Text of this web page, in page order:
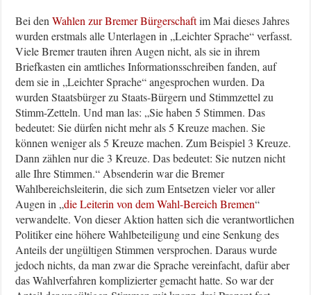
Bei denWahlen zur Bremer Bürgerschaftim Mai dieses Jahres
wurden erstmals alle Unterlagen in „Leichter Sprache“ verfasst.
Viele Bremer trauten ihren Augen nicht, als sie in ihrem
Briefkasten ein amtliches Informationsschreiben fanden, auf
dem sie in „Leichter Sprache“ angesprochen wurden. Da
wurden Staatsbürger zu Staats-Bürgern und Stimmzettel zu
Stimm-Zetteln. Und man las: „Sie haben 5 Stimmen. Das
bedeutet: Sie dürfen nicht mehr als 5 Kreuze machen. Sie
können weniger als 5 Kreuze machen. Zum Beispiel 3 Kreuze.
Dann zählen nur die 3 Kreuze. Das bedeutet: Sie nutzen nicht
alle Ihre Stimmen.“ Absenderin war die Bremer
Wahlbereichsleiterin, die sich zum Entsetzen vieler vor aller
Augen in „die Leiterin von dem Wahl-Bereich Bremen“
verwandelte. Von dieser Aktion hatten sich die verantwortlichen
Politiker eine höhere Wahlbeteiligung und eine Senkung des
Anteils der ungültigen Stimmen versprochen. Daraus wurde
jedoch nichts, da man zwar die Sprache vereinfacht, dafür aber
das Wahlverfahren komplizierter gemacht hatte. So war der